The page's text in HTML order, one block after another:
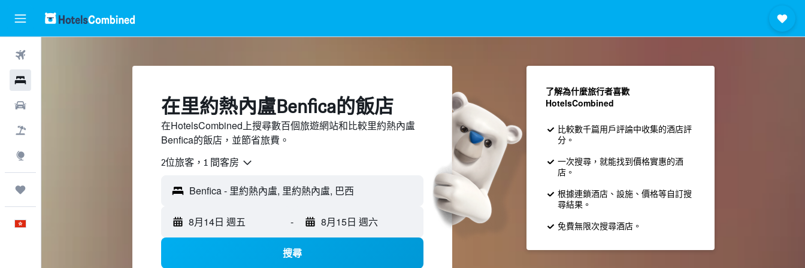
​在里約熱內盧Benfica​的飯店
在HotelsCombined上搜尋數百個旅遊網站和比較里約熱內盧
Benfica的飯店，並節省旅費。
2位旅客，1 間客房
8月14日 週五 - 8月15日 週六
搜尋
了解為什麼旅行者喜歡
HotelsCombined
比較數千篇用戶評論中收集的酒店評
分。
一次搜尋，就能找到價格實惠的酒
店。
根據連鎖酒店、設施、價格等自訂搜
尋結果。
免費無限次搜尋酒店。